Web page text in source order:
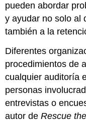
pueden abordar
y ayudar no solo al
también a la
Diferentes
procedimientos de
cualquier auditoría
personas
entrevistas o
autor deRescue